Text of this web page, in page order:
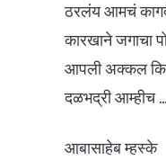
ठरलंय आमचं
कारखाने जगाचा
आपली अक्कल
दळभद्री आम्हीच
आबासाहेब म्हस्के